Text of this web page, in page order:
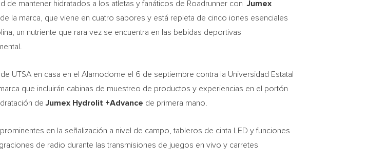
mantener hidratados a los atletas y fanáticos de Roadrunner con Jumex
la marca, que viene en cuatro sabores y está repleta de cinco iones esenciales
un nutriente que rara vez se encuentra en las bebidas deportivas
UTSA en casa en el Alamodome el 6 de septiembre contra la Universidad Estatal
que incluirán cabinas de muestreo de productos y experiencias en el portón
deJumex Hydrolit +Advance de primera mano.
en la señalización a nivel de campo, tableros de cinta LED y funciones
de radio durante las transmisiones de juegos en vivo y carretes